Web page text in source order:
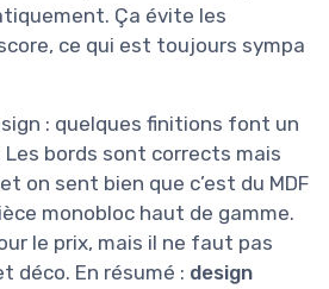
Ça évite les
ce qui est toujours sympa
: quelques finitions font un
Les bords sont corrects mais
on sent bien que c’est du MDF
monobloc haut de gamme.
le prix, mais il ne faut pas
déco. En résumé : design